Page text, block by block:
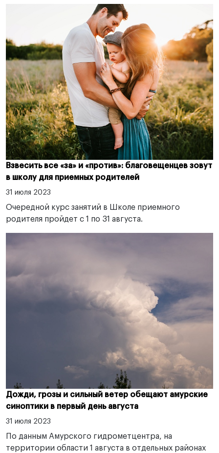
Взвесить все «за» и «против»: благовещенцев зовут
в школу для приемных родителей
31 июля 2023
Очередной курс занятий в Школе приемного
родителя пройдет с 1 по 31 августа.
Дожди, грозы и сильный ветер обещают амурские
синоптики в первый день августа
31 июля 2023
По данным Амурского гидрометцентра, на
территории области 1 августа в отдельных районах